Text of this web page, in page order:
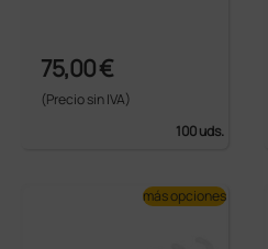
75,00 €
(Precio sin IVA)
100 uds.
más opciones